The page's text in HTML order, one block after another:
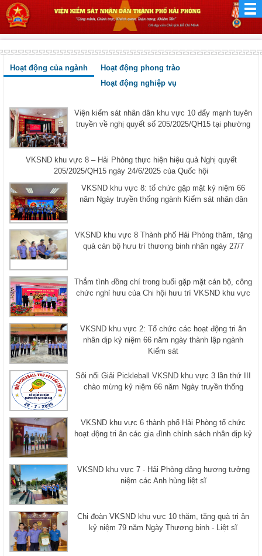
Hoạt động của ngành
Hoạt động phong trào
Hoạt động nghiệp vụ
Viện kiểm sát nhân dân khu vực 10 đẩy mạnh tuyên
truyền về nghị quyết số 205/2025/QH15 tại phường
VKSND khu vực 8 – Hải Phòng thực hiện hiệu quả Nghị quyết
205/2025/QH15 ngày 24/6/2025 của Quốc hội
VKSND khu vực 8: tổ chức gặp mặt kỷ niệm 66
năm Ngày truyền thống ngành Kiểm sát nhân dân
VKSND khu vực 8 Thành phố Hải Phòng thăm, tặng
quà cán bộ hưu trí thương binh nhân ngày 27/7
Thắm tình đồng chí trong buổi gặp mặt cán bộ, công
chức nghỉ hưu của Chi hội hưu trí VKSND khu vực
VKSND khu vực 2: Tổ chức các hoạt động tri ân
nhân dịp kỷ niệm 66 năm ngày thành lập ngành
Kiểm sát
Sôi nổi Giải Pickleball VKSND khu vực 3 lần thứ III
chào mừng kỷ niệm 66 năm Ngày truyền thống
VKSND khu vực 6 thành phố Hải Phòng tổ chức
hoạt động tri ân các gia đình chính sách nhân dịp kỷ
VKSND khu vực 7 - Hải Phòng dâng hương tưởng
niệm các Anh hùng liệt sĩ
Chi đoàn VKSND khu vực 10 thăm, tặng quà tri ân
kỷ niệm 79 năm Ngày Thương binh - Liệt sĩ